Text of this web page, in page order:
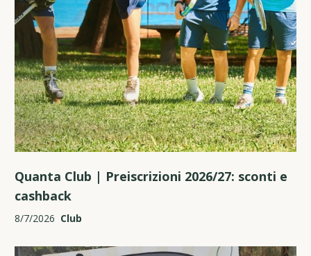
Quanta Club | Preiscrizioni 2026/27: sconti e
cashback
8/7/2026 Club